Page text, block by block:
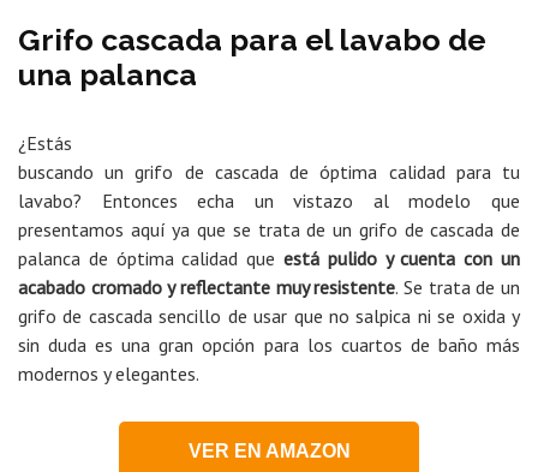
Grifo cascada para el lavabo de
una palanca
¿Estás
buscando un grifo de cascada de óptima calidad para tu
lavabo? Entonces echa un vistazo al modelo que
presentamos aquí ya que se trata de un grifo de cascada de
palanca de óptima calidad que está pulido y cuenta con un
acabado cromado y reflectante muy resistente. Se trata de un
grifo de cascada sencillo de usar que no salpica ni se oxida y
sin duda es una gran opción para los cuartos de baño más
modernos y elegantes.
VER EN AMAZON